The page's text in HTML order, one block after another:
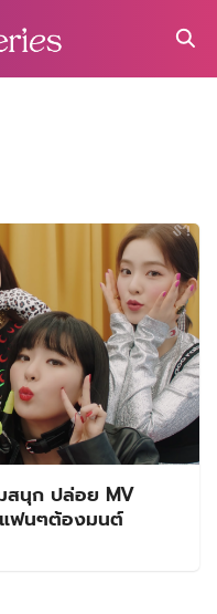
สนุก ปล่อย MV
แฟนๆต้องมนต์